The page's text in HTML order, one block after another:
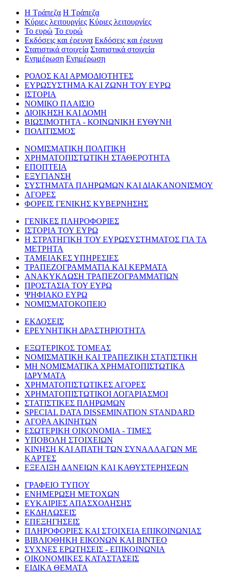
Η Τράπεζα Η Τράπεζα
Κύριες λειτουργίες Κύριες λειτουργίες
Το ευρώ Το ευρώ
Εκδόσεις και έρευνα Εκδόσεις και έρευνα
Στατιστικά στοιχεία Στατιστικά στοιχεία
Ενημέρωση Ενημέρωση
ΡΟΛΟΣ ΚΑΙ ΑΡΜΟΔΙΟΤΗΤΕΣ
ΕΥΡΩΣΥΣΤΗΜΑ ΚΑΙ ΖΩΝΗ ΤΟΥ ΕΥΡΩ
ΙΣΤΟΡΙΑ
ΝΟΜΙΚΟ ΠΛΑΙΣΙΟ
ΔΙΟΙΚΗΣΗ ΚΑΙ ΔΟΜΗ
ΒΙΩΣΙΜΟΤΗΤΑ - ΚΟΙΝΩΝΙΚΗ ΕΥΘΥΝΗ
ΠΟΛΙΤΙΣΜΟΣ
ΝΟΜΙΣΜΑΤΙΚΗ ΠΟΛΙΤΙΚΗ
ΧΡΗΜΑΤΟΠΙΣΤΩΤΙΚΗ ΣΤΑΘΕΡΟΤΗΤΑ
ΕΠΟΠΤΕΙΑ
ΕΞΥΓΙΑΝΣΗ
ΣΥΣΤΗΜΑΤΑ ΠΛΗΡΩΜΩΝ ΚΑΙ ΔΙΑΚΑΝΟΝΙΣΜΟΥ
ΑΓΟΡΕΣ
ΦΟΡΕΙΣ ΓΕΝΙΚΗΣ ΚΥΒΕΡΝΗΣΗΣ
ΓΕΝΙΚΕΣ ΠΛΗΡΟΦΟΡΙΕΣ
ΙΣΤΟΡΙΑ ΤΟΥ ΕΥΡΩ
Η ΣΤΡΑΤΗΓΙΚΗ ΤΟΥ ΕΥΡΩΣΥΣΤΗΜΑΤΟΣ ΓΙΑ ΤΑ
ΜΕΤΡΗΤΑ
ΤΑΜΕΙΑΚΕΣ ΥΠΗΡΕΣΙΕΣ
ΤΡΑΠΕΖΟΓΡΑΜΜΑΤΙΑ ΚΑΙ ΚΕΡΜΑΤΑ
ΑΝΑΚΥΚΛΩΣΗ ΤΡΑΠΕΖΟΓΡΑΜΜΑΤΙΩΝ
ΠΡΟΣΤΑΣΙΑ ΤΟΥ ΕΥΡΩ
ΨΗΦΙΑΚΟ ΕΥΡΩ
ΝΟΜΙΣΜΑΤΟΚΟΠΕΙΟ
ΕΚΔΟΣΕΙΣ
ΕΡΕΥΝΗΤΙΚΗ ΔΡΑΣΤΗΡΙΟΤΗΤΑ
ΕΞΩΤΕΡΙΚΟΣ ΤΟΜΕΑΣ
ΝΟΜΙΣΜΑΤΙΚΗ ΚΑΙ ΤΡΑΠΕΖΙΚΗ ΣΤΑΤΙΣΤΙΚΗ
ΜΗ ΝΟΜΙΣΜΑΤΙΚΑ ΧΡΗΜΑΤΟΠΙΣΤΩΤΙΚΑ
ΙΔΡΥΜΑΤΑ
ΧΡΗΜΑΤΟΠΙΣΤΩΤΙΚΕΣ ΑΓΟΡΕΣ
ΧΡΗΜΑΤΟΠΙΣΤΩΤΙΚΟΙ ΛΟΓΑΡΙΑΣΜΟΙ
ΣΤΑΤΙΣΤΙΚΕΣ ΠΛΗΡΩΜΩΝ
SPECIAL DATA DISSEMINATION STANDARD
ΑΓΟΡΑ ΑΚΙΝΗΤΩΝ
ΕΣΩΤΕΡΙΚΗ ΟΙΚΟΝΟΜΙΑ - ΤΙΜΕΣ
ΥΠΟΒΟΛΗ ΣΤΟΙΧΕΙΩΝ
ΚΙΝΗΣΗ ΚΑΙ ΑΠΑΤΗ ΤΩΝ ΣΥΝΑΛΛΑΓΩΝ ΜΕ
ΚΑΡΤΕΣ
ΕΞΕΛΙΞΗ ΔΑΝΕΙΩΝ ΚΑΙ ΚΑΘΥΣΤΕΡΗΣΕΩΝ
ΓΡΑΦΕΙΟ ΤΥΠΟΥ
ΕΝΗΜΕΡΩΣΗ ΜΕΤΟΧΩΝ
ΕΥΚΑΙΡΙΕΣ ΑΠΑΣΧΟΛΗΣΗΣ
ΕΚΔΗΛΩΣΕΙΣ
ΕΠΕΞΗΓΗΣΕΙΣ
ΠΛΗΡΟΦΟΡΙΕΣ ΚΑΙ ΣΤΟΙΧΕΙΑ ΕΠΙΚΟΙΝΩΝΙΑΣ
ΒΙΒΛΙΟΘΗΚΗ ΕΙΚΟΝΩΝ ΚΑΙ ΒΙΝΤΕΟ
ΣΥΧΝΕΣ ΕΡΩΤΗΣΕΙΣ - ΕΠΙΚΟΙΝΩΝΙΑ
ΟΙΚΟΝΟΜΙΚΕΣ ΚΑΤΑΣΤΑΣΕΙΣ
ΕΙΔΙΚΑ ΘΕΜΑΤΑ